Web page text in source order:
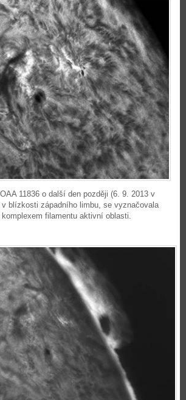
11836 o další den později (6. 9. 2013 v
blízkosti západního limbu, se vyznačovala
filamentu aktivní oblasti.